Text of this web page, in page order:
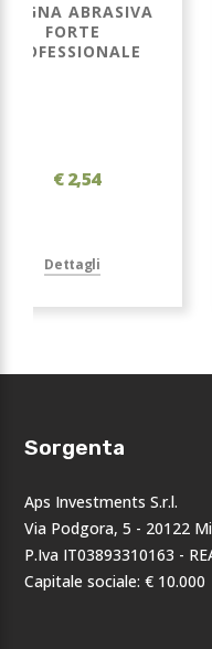
ABRASIVA
FORTE
PROFESSIONALE
€ 2,54
Dettagli
Sorgenta
Aps Investments S.r.l.
Via Podgora, 5 - 20122
P.Iva IT03893310163 -
Capitale sociale: € 10.000